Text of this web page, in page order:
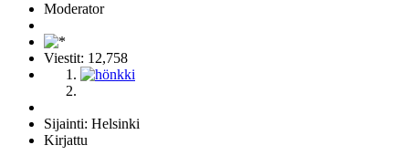
Moderator
Viestit: 12,758
Sijainti: Helsinki
Kirjattu